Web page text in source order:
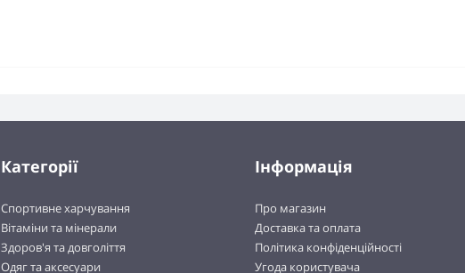
Категорії
Спортивне харчування
Вітаміни та мінерали
Здоров'я та довголіття
Одяг та аксесуари
Інформація
Про магазин
Доставка та оплата
Політика конфіденційності
Угода користувача